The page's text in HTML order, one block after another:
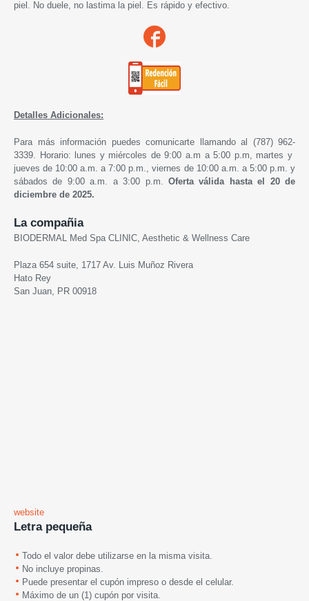
piel. No duele, no lastima la piel. Es rápido y efectivo.
Detalles Adicionales:
Para más información puedes comunicarte llamando al (787) 962-
3339. Horario: lunes y miércoles de 9:00 a.m a 5:00 p.m, martes y
jueves de 10:00 a.m. a 7:00 p.m., viernes de 10:00 a.m. a 5:00 p.m. y
sábados de 9:00 a.m. a 3:00 p.m. Oferta válida hasta el 20 de
diciembre de 2025.
La compañia
BIODERMAL Med Spa CLINIC, Aesthetic & Wellness Care
Plaza 654 suite, 1717 Av. Luis Muñoz Rivera
Hato Rey
San Juan, PR 00918
website
Letra pequeña
Todo el valor debe utilizarse en la misma visita.
No incluye propinas.
Puede presentar el cupón impreso o desde el celular.
Máximo de un (1) cupón por visita.